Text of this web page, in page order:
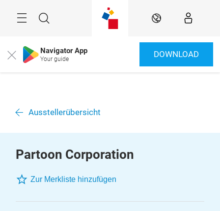
Suche DE
Close Navigator App
Your guide DOWNLOAD
Ausstellerübersicht
Partoon Corporation
Zur Merkliste hinzufügen